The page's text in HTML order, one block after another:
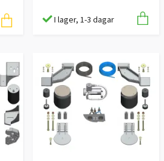
I lager, 1-3 dagar